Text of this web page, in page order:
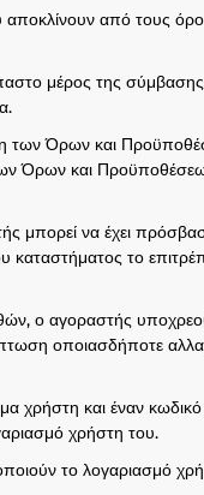
από τους
μέρος της
Όρων και
Όρων και
μπορεί να έχει
το
ο αγοραστής
οποιασδήποτε
χρήστη και έναν
χρήστη του.
το λογαριασμό